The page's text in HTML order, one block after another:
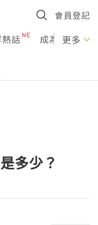
會員登記
話 成為U更多
多少？